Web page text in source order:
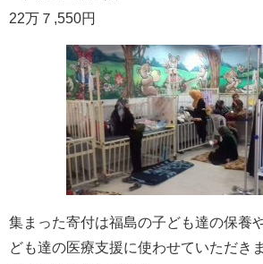
22万７,550円
集まった寄付は福島の子ども達の保養
ども達の医療支援に使わせていただきま